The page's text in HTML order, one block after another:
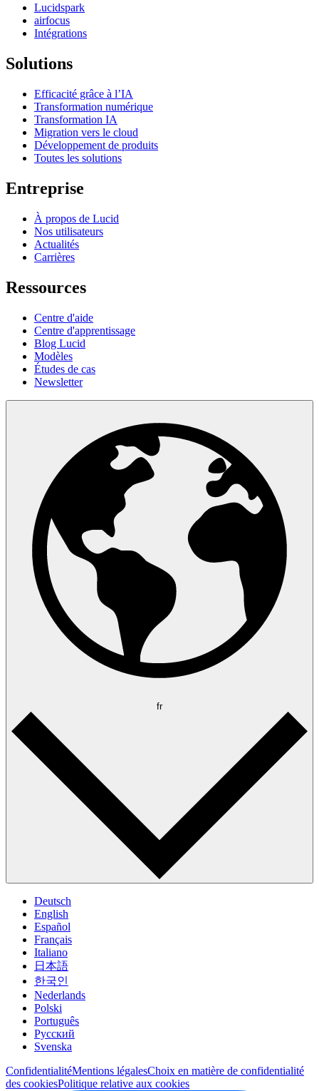
Lucidspark
airfocus
Intégrations
Solutions
Efficacité grâce à l’IA
Transformation numérique
Transformation IA
Migration vers le cloud
Développement de produits
Toutes les solutions
Entreprise
À propos de Lucid
Nos utilisateurs
Actualités
Carrières
Ressources
Centre d'aide
Centre d'apprentissage
Blog Lucid
Modèles
Études de cas
Newsletter
fr
Deutsch
English
Español
Français
Italiano
日本語
한국인
Nederlands
Polski
Português
Pусский
Svenska
ConfidentialitéMentions légalesChoix en matière de confidentialité
des cookiesPolitique relative aux cookies